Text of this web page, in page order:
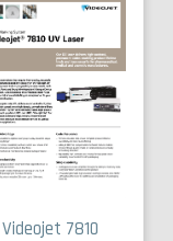
Videojet 7810